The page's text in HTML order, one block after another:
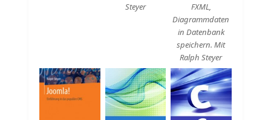
Steyer
FXML,
Diagrammdaten
in Datenbank
speichern. Mit
Ralph Steyer